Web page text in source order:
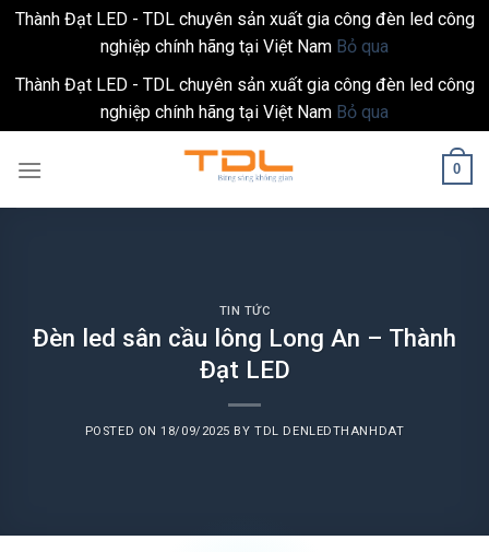
Thành Đạt LED - TDL chuyên sản xuất gia công đèn led công
nghiệp chính hãng tại Việt Nam Bỏ qua
Thành Đạt LED - TDL chuyên sản xuất gia công đèn led công
nghiệp chính hãng tại Việt Nam Bỏ qua
0
TIN TỨC
Đèn led sân cầu lông Long An – Thành
Đạt LED
POSTED ON18/09/2025 BYTDL DENLEDTHANHDAT